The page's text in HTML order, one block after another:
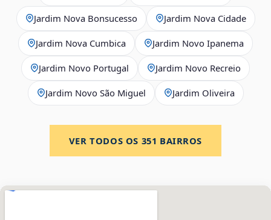
Jardim Nova Bonsucesso Jardim Nova Cidade
Jardim Nova Cumbica Jardim Novo Ipanema
Jardim Novo Portugal Jardim Novo Recreio
Jardim Novo São Miguel Jardim Oliveira
VER TODOS OS 351 BAIRROS